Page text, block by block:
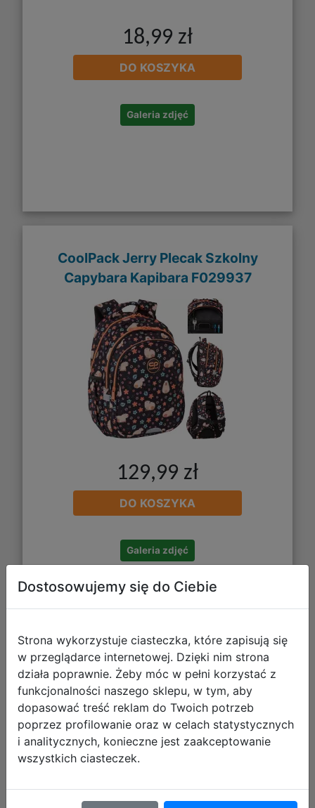
18,99 zł
DO KOSZYKA
Galeria zdjęć
CoolPack Jerry Plecak Szkolny
Capybara Kapibara F029937
129,99 zł
DO KOSZYKA
Galeria zdjęć
Starpak Ołówek z Gumką HB Kapibara
4 szt 589557
Dostosowujemy się do Ciebie
Strona wykorzystuje ciasteczka, które zapisują się
w przeglądarce internetowej. Dzięki nim strona
działa poprawnie. Żeby móc w pełni korzystać z
funkcjonalności naszego sklepu, w tym, aby
dopasować treść reklam do Twoich potrzeb
poprzez profilowanie oraz w celach statystycznych
i analitycznych, konieczne jest zaakceptowanie
wszystkich ciasteczek.